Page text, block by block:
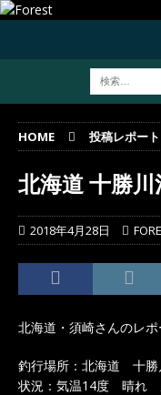
HOME 投稿レポート
北海道 十勝川
2018年4月28日
北海道・須崎さんのレポ
釣行場所：北海道 十勝
状況：気温14度 晴れ